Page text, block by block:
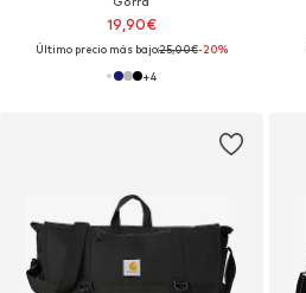
19,90€
Último precio más bajo:25,00€-20%
+4